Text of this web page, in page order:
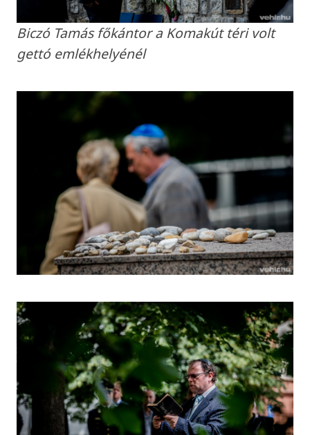
Biczó Tamás főkántor a Komakút téri volt
gettó emlékhelyénél